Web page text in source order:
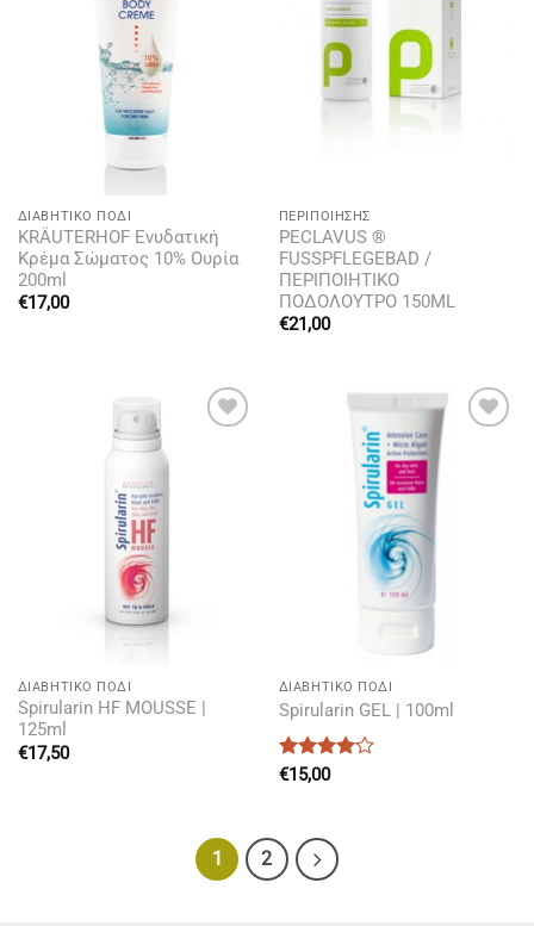
ΔΙΑΒΗΤΙΚΌ ΠΌΔΙ
KRÄUTERHOF Ενυδατική
Κρέμα Σώματος 10% Ουρία
200ml
€17,00
ΠΕΡΙΠΟΊΗΣΗΣ
PECLAVUS ®
FUSSPFLEGEBAD /
ΠΕΡΙΠΟΙΗΤΙΚΟ
ΠΟΔΟΛΟΥΤΡΟ 150ML
€21,00
ΔΙΑΒΗΤΙΚΌ ΠΌΔΙ
Spirularin HF MOUSSE |
125ml
€17,50
ΔΙΑΒΗΤΙΚΌ ΠΌΔΙ
Spirularin GEL | 100ml
Βαθμολογήθηκε
€15,00
1 2